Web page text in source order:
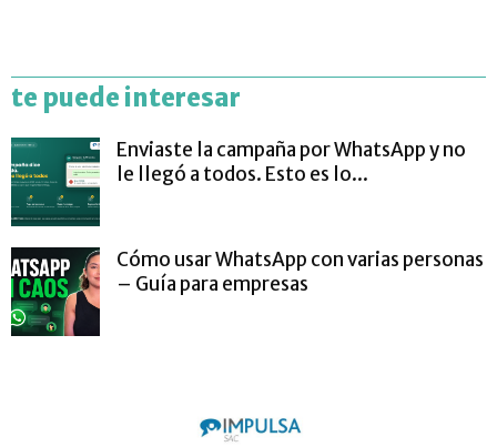
te puede interesar
Enviaste la campaña por WhatsApp y no
le llegó a todos. Esto es lo...
Cómo usar WhatsApp con varias personas
– Guía para empresas